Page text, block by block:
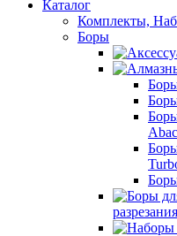
Каталог
Комплекты,
Боры